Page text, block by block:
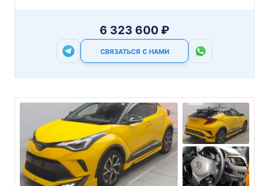
6 323 600 ₽
СВЯЗАТЬСЯ С НАМИ